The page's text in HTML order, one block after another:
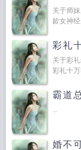
关于师
龄女神
彩礼
关于彩
彩礼十
霸道
...
婚不